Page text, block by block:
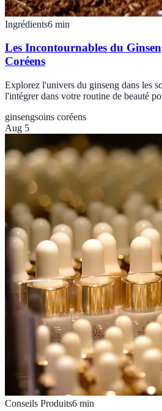
Ingrédients6 min
Les Incontournables du
Coréens
Explorez l'univers du ginseng dans les
l'intégrer dans votre routine de beauté
ginsengsoins coréens
Aug 5
Conseils Produits6 min